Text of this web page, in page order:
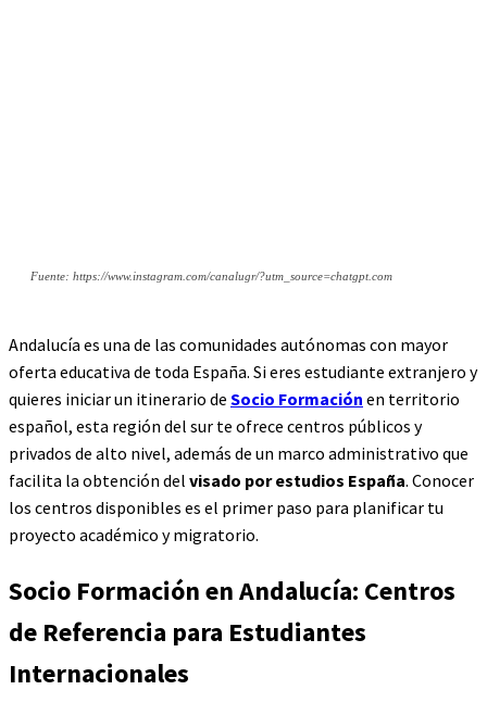
Fuente: https://www.instagram.com/canalugr/?utm_source=chatgpt.com
Andalucía es una de las comunidades autónomas con mayor
oferta educativa de toda España. Si eres estudiante extranjero y
quieres iniciar un itinerario de Socio Formación en territorio
español, esta región del sur te ofrece centros públicos y
privados de alto nivel, además de un marco administrativo que
facilita la obtención del visado por estudios España. Conocer
los centros disponibles es el primer paso para planificar tu
proyecto académico y migratorio.
Socio Formación en Andalucía: Centros
de Referencia para Estudiantes
Internacionales